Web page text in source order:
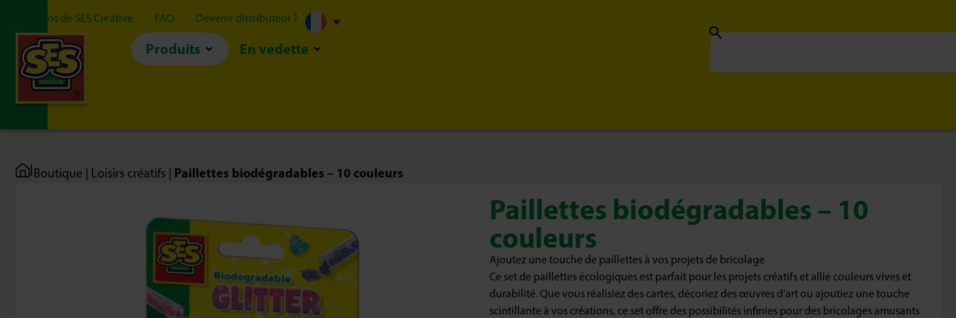
À propos de SES Creative FAQ Devenir distributeur ?
Produits En vedette
|Boutique Loisirs créatifs Paillettes biodégradables – 10 couleurs
Paillettes biodégradables – 10
couleurs
Ajoutez une touche de paillettes à vos projets de bricolage
Ce set de paillettes écologiques est parfait pour les projets créatifs et allie couleurs vives et
durabilité. Que vous réalisiez des cartes, décoriez des œuvres d’art ou ajoutiez une touche
scintillante à vos créations, ce set offre des possibilités infinies pour des bricolages amusants